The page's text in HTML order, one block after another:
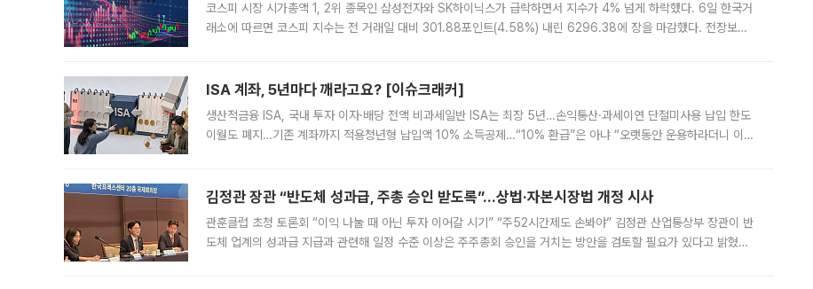
코스피 시장 시가총액 1, 2위 종목인 삼성전자와 SK하이닉스가 급락하면서 지수가 4% 넘게 하락했다. 6일 한국거
래소에 따르면 코스피 지수는 전 거래일 대비 301.88포인트(4.58%) 내린 6296.38에 장을 마감했다. 전장보다
ISA 계좌, 5년마다 깨라고요? [이슈크래커]
생산적금융 ISA, 국내 투자 이자·배당 전액 비과세일반 ISA는 최장 5년…손익통산·과세이연 단절미사용 납입 한도
이월도 폐지…기존 계좌까지 적용청년형 납입액 10% 소득공제…“10% 환급”은 아냐 “오랫동안 운용하라더니 이제
김정관 장관 “반도체 성과급, 주총 승인 받도록”…상법·자본시장법 개정 시사
관훈클럽 초청 토론회 “이익 나눌 때 아닌 투자 이어갈 시기” “주52시간제도 손봐야” 김정관 산업통상부 장관이 반
도체 업계의 성과급 지급과 관련해 일정 수준 이상은 주주총회 승인을 거치는 방안을 검토할 필요가 있다고 밝혔다.